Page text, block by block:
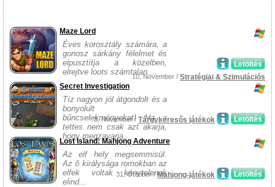
Maze Lord
Éves korosztály számára, a
gonosz sárkány félelmet és
elpusztítja a közelben,
elrejtve loots számtalan ...
Letöltés
10, November / Stratégiai & Szimulációs
Secret Investigation
Tíz nagyon jól átgondolt és a
bonyolult
bűncselekményeket! Ha a
tettes nem csak azt akarja,
hogy megzavarja...
Letöltés
3, November / Tárgykeresős játékok
Lost Island: Mahjong Adventure
Az elf hely megsemmisül.
Az ő királysága romokban az
elfek voltak kénytelenek
elind...
Letöltés
31, October /Mahjong-játékok